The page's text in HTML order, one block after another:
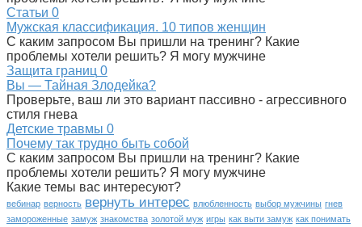
Статьи 0
Мужская классификация. 10 типов женщин
С каким запросом Вы пришли на тренинг? Какие
проблемы хотели решить? Я могу мужчине
Защита границ 0
Вы — Тайная Злодейка?
Проверьте, ваш ли это вариант пассивно - агрессивного
стиля гнева
Детские травмы 0
Почему так трудно быть собой
С каким запросом Вы пришли на тренинг? Какие
проблемы хотели решить? Я могу мужчине
Какие темы вас интересуют?
вебинар верность вернуть интерес влюбленность выбор мужчины гнев
замороженные замуж знакомства золотой муж игры как выти замуж как понимать